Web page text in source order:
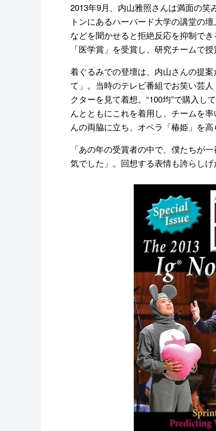
2013年9月、内山雅照さんは満面の
トンにあるハーバード大学の講堂の
などを聞かせると拒絶反応を抑制で
「医学賞」を受賞し、研究チームで授
着ぐるみでの登壇は、内山さんの提
て」。当時のテレビ番組でお笑い芸
クターを見て着想。“100均”で購入し
んとともにこれを着用し、チームを
んの両脇に立ち、オペラ「椿姫」を
「あの年の受賞者の中で、僕たちが
気でした」。回想する表情も誇らしげ